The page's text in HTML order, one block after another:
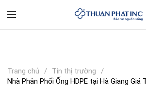
Trang chủ
Tin thị trường
Nhà Phân Phối Ống HDPE tại Hà Giang Giá